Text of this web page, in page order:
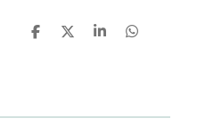
D
D
S
D